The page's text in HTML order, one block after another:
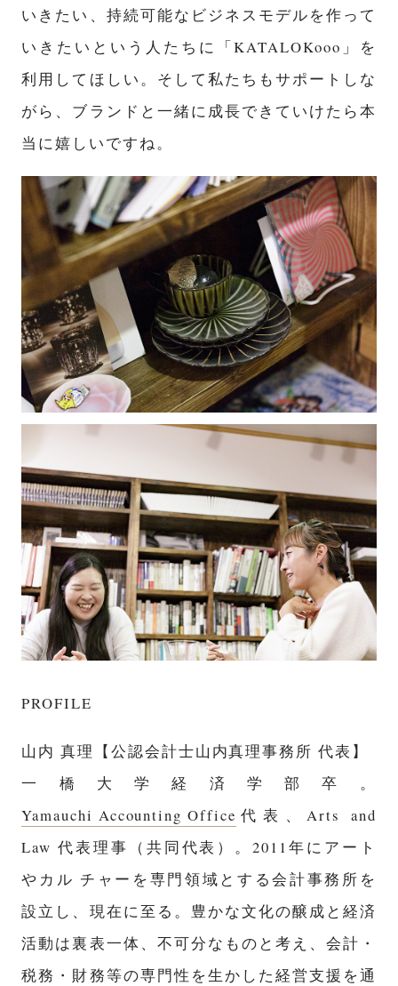
いきたい、持続可能なビジネスモデルを作って
いきたいという人たちに「KATALOKooo」を
利用してほしい。そして私たちもサポートしな
がら、ブランドと一緒に成長できていけたら本
当に嬉しいですね。
PROFILE
山内 真理【公認会計士山内真理事務所 代表】
一橋大学経済学部卒。
Yamauchi Accounting Office 代 表、Arts and
Law 代表理事（共同代表）。2011年にアート
やカル チャーを専門領域とする会計事務所を
設立し、現在に至る。豊かな文化の醸成と経済
活動は裏表一体、不可分なものと考え、会計・
税務・財務等の専門性を生かした経営支援を通